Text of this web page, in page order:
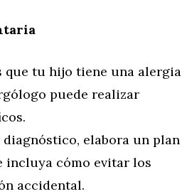
que tu hijo tiene una alergia
puede realizar
diagnóstico, elabora un plan
incluya cómo evitar los
accidental.